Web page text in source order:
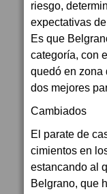
riesgo,
expectativas
Es que
categoría, con
quedó en zona
dos mejores
Cambiados
El parate de
cimientos en
estancando al
Belgrano, que